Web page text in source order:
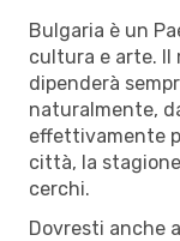
Bulgaria è un
cultura e arte. Il
dipenderà
naturalmente,
effettivamente
città, la
cerchi.
Dovresti anche